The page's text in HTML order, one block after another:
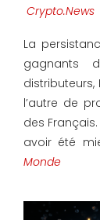
Crypto.News
La
gagnants
l’autre de
des
avoir été
Monde